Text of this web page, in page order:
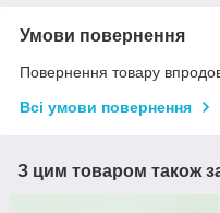
Умови повернення
Повернення товару
Всі умови повернення
З цим товаром також